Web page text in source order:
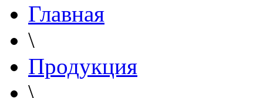
Главная
\
Продукция
\